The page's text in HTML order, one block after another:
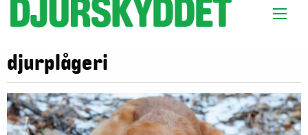
djurplågeri